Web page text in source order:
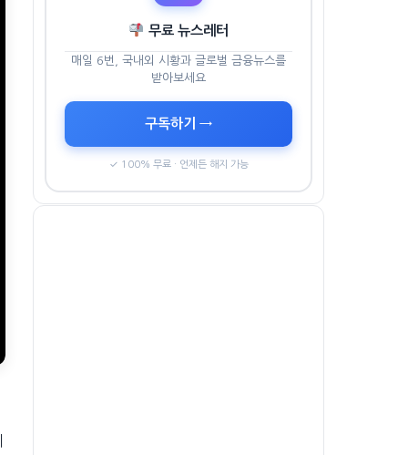
무료 뉴스레터
매일 6번, 국내외 시황과 글로벌 금융뉴스를
받아보세요
구독하기 →
✓ 100% 무료 · 언제든 해지 가능